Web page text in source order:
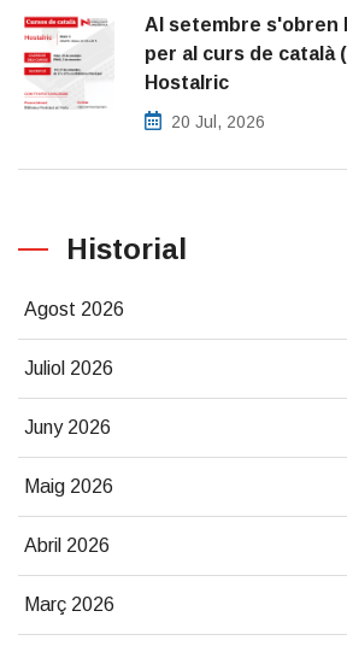
Al setembre s'obren
per al curs de català
Hostalric
20 Jul, 2026
Historial
Agost 2026
Juliol 2026
Juny 2026
Maig 2026
Abril 2026
Març 2026